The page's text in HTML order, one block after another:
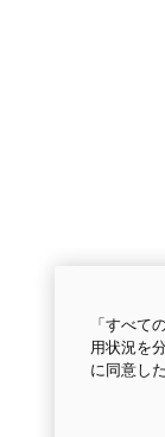
「すべて
用状況を
に同意し